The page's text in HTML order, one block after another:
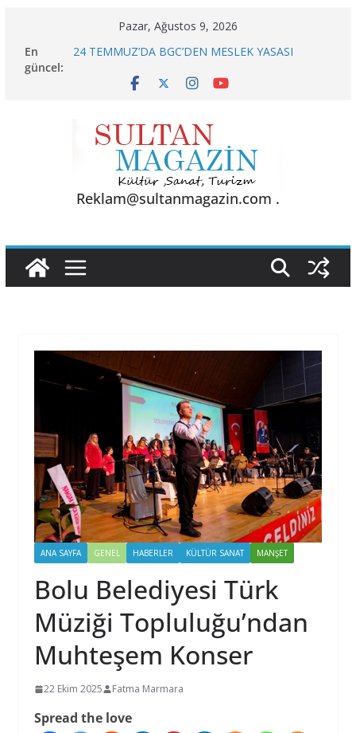
content
Pazar, Ağustos 9, 2026
En
güncel:
24 TEMMUZ’DA BGC’DEN MESLEK YASASI
KELİMELER YETMEZ
BU KALP
AKGÜL: “BOLU, KRİZLERLE DEĞİL HİZMETLE
YÖNETİLMEYİ HAK EDİYOR”
Reklam@sultanmagazin.com .
ANA SAYFA GENEL HABERLER KÜLTÜR SANAT MANŞET
Bolu Belediyesi Türk
Müziği Topluluğu’ndan
Muhteşem Konser
22 Ekim 2025 Fatma Marmara
Spread the love